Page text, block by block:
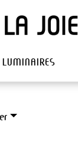
LUMINAIRES